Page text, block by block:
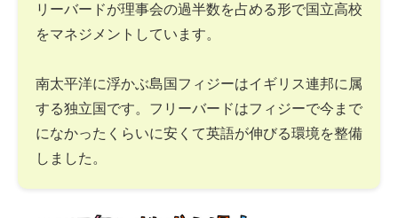
リーバードが理事会の過半数を占める形で国立高校
をマネジメントしています。
南太平洋に浮かぶ島国フィジーはイギリス連邦に属
する独立国です。フリーバードはフィジーで今まで
になかったくらいに安くて英語が伸びる環境を整備
しました。